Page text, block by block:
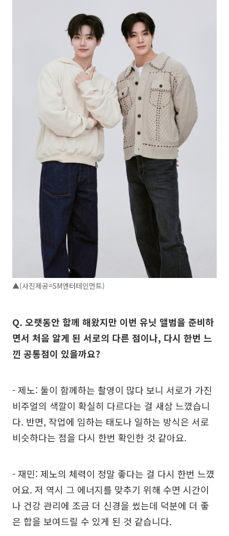
▲(사진제공=SM엔터테인먼트)
Q. 오랫동안 함께 해왔지만 이번 유닛 앨범을 준비하
면서 처음 알게 된 서로의 다른 점이나, 다시 한번 느
낀 공통점이 있을까요?
- 제노: 둘이 함께하는 촬영이 많다 보니 서로가 가진
비주얼의 색깔이 확실히 다르다는 걸 새삼 느꼈습니
다. 반면, 작업에 임하는 태도나 일하는 방식은 서로
비슷하다는 점을 다시 한번 확인한 것 같아요.
- 재민: 제노의 체력이 정말 좋다는 걸 다시 한번 느꼈
어요. 저 역시 그 에너지를 맞추기 위해 수면 시간이
나 건강 관리에 조금 더 신경을 썼는데 덕분에 더 좋
은 합을 보여드릴 수 있게 된 것 같습니다.